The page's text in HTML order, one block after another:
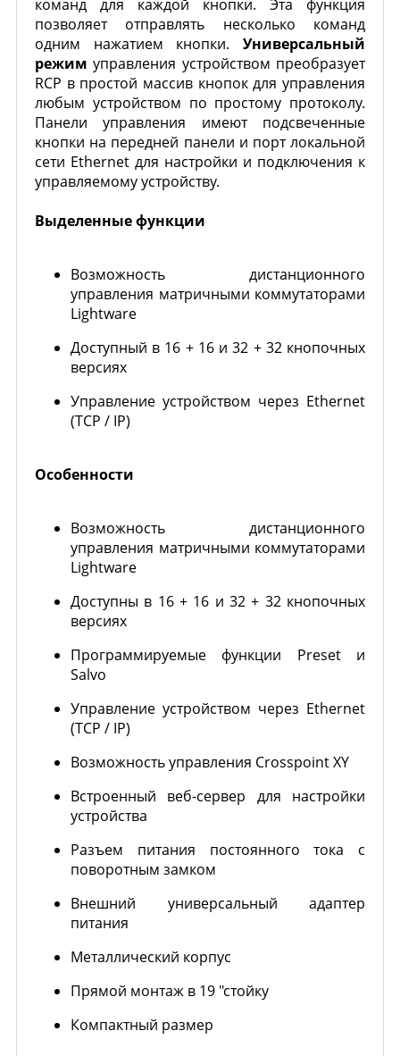
команд для каждой кнопки.
Эта функция
позволяет отправлять несколько команд
одним нажатием кнопки.
Универсальный
режим управления устройством преобразует
RCP в простой массив кнопок для управления
любым устройством по простому протоколу.
Панели управления имеют подсвеченные
кнопки на передней панели и порт локальной
сети Ethernet для настройки и подключения к
управляемому устройству.
Выделенные функции
Возможность дистанционного
управления матричными коммутаторами
Lightware
Доступный в 16 + 16 и 32 + 32 кнопочных
версиях
Управление устройством через Ethernet
(TCP / IP)
Особенности
Возможность дистанционного
управления матричными коммутаторами
Lightware
Доступны в 16 + 16 и 32 + 32 кнопочных
версиях
Программируемые функции Preset и
Salvo
Управление устройством через Ethernet
(TCP / IP)
Возможность управления Crosspoint XY
Встроенный веб-сервер для настройки
устройства
Разъем питания постоянного тока с
поворотным замком
Внешний универсальный адаптер
питания
Металлический корпус
Прямой монтаж в 19 "стойку
Компактный размер